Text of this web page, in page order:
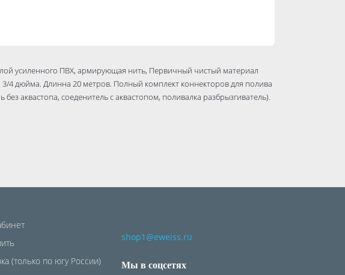
усиленного ПВХ, армирующая нить, Первичный чистый материал
3/4 дюйма. Длинна 20 метров. Полный комплект коннекторов для полива
без аквастопа, соеденитель с аквастопом, поливалка разбрызгиватель).
(только по югу России)
shop1@eweiss.ru
Мы в соцсетях